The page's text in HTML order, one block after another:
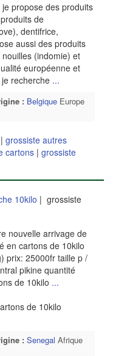
propose des produits
de
dentifrice,
aussi des produits
(indomie) et
européenne et
recherche ...
: Belgique Europe
| grossiste autres
cartons | grossiste
10kilo | grossiste
nouvelle arrivage de
en cartons de 10kilo
prix: 25000fr taille p /
pikine quantité
de 10kilo ...
de 10kilo
: Senegal Afrique